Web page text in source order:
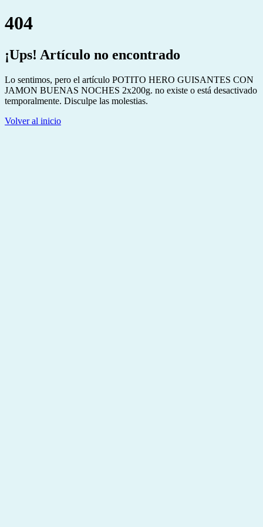
404
¡Ups! Artículo no encontrado
Lo sentimos, pero el artículo POTITO HERO GUISANTES CON
JAMON BUENAS NOCHES 2x200g. no existe o está desactivado
temporalmente. Disculpe las molestias.
Volver al inicio